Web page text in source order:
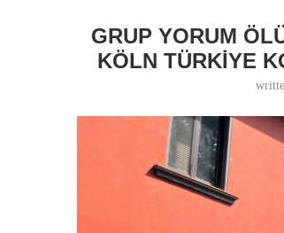
GRUP YORUM
KÖLN TÜRKIYE